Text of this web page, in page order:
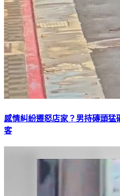
感情糾紛遷怒店家？男持磚頭
客